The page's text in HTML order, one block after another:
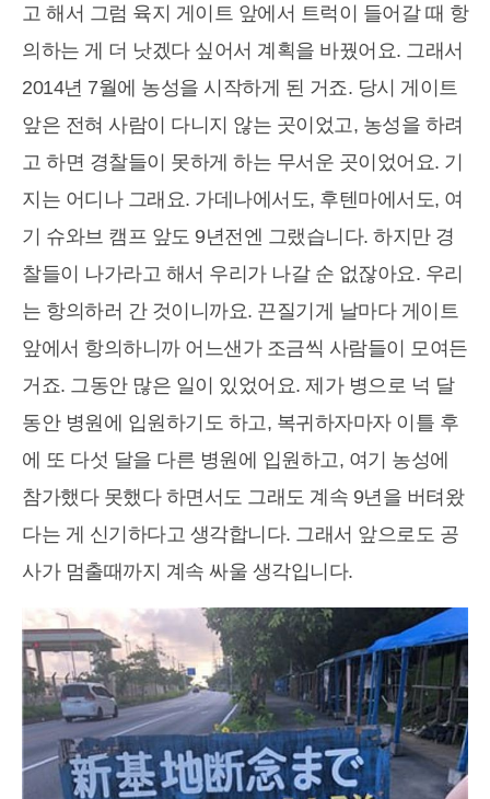
고 해서 그럼 육지 게이트 앞에서 트럭이 들어갈 때 항
의하는 게 더 낫겠다 싶어서 계획을 바꿨어요. 그래서
2014년 7월에 농성을 시작하게 된 거죠. 당시 게이트
앞은 전혀 사람이 다니지 않는 곳이었고, 농성을 하려
고 하면 경찰들이 못하게 하는 무서운 곳이었어요. 기
지는 어디나 그래요. 가데나에서도, 후텐마에서도, 여
기 슈와브 캠프 앞도 9년전엔 그랬습니다. 하지만 경
찰들이 나가라고 해서 우리가 나갈 순 없잖아요. 우리
는 항의하러 간 것이니까요. 끈질기게 날마다 게이트
앞에서 항의하니까 어느샌가 조금씩 사람들이 모여든
거죠. 그동안 많은 일이 있었어요. 제가 병으로 넉 달
동안 병원에 입원하기도 하고, 복귀하자마자 이틀 후
에 또 다섯 달을 다른 병원에 입원하고, 여기 농성에
참가했다 못했다 하면서도 그래도 계속 9년을 버텨왔
다는 게 신기하다고 생각합니다. 그래서 앞으로도 공
사가 멈출때까지 계속 싸울 생각입니다.